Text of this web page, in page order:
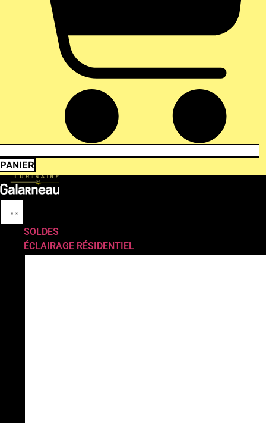
PANIER
SOLDES
ÉCLAIRAGE RÉSIDENTIEL